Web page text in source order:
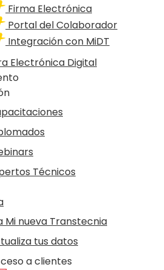
Firma Electrónica
Portal del Colaborador
Integración con MiDT
Electrónica Digital
Técnicos
Mi nueva Transtecnia
tus datos
a clientes